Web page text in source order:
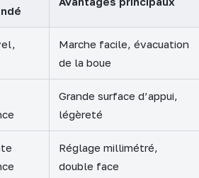
Marche facile, évacuation
de la boue
Grande surface d’appui,
légèreté
Réglage millimétré,
double face